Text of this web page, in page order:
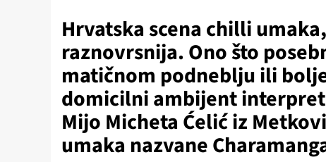
Hrvatska scena chilli
raznovrsnija. Ono što
matičnom podneblju ili
domicilni ambijent
Mijo Micheta Ćelić iz
umaka nazvane